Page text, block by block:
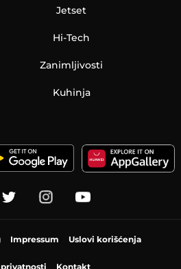
Jetset
Hi-Tech
Zanimljivosti
Kuhinja
Impressum Uslovi korišćenja
Kontakt